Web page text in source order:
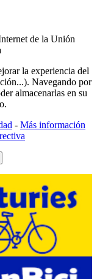
de la Unión
la experiencia del
Navegando por
almacenarlas en su
- Más información